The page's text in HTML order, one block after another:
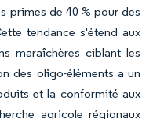
primes de 40 % pour des
tendance s'étend aux
maraîchères ciblant les
des oligo-éléments a un
et la conformité aux
agricole régionaux